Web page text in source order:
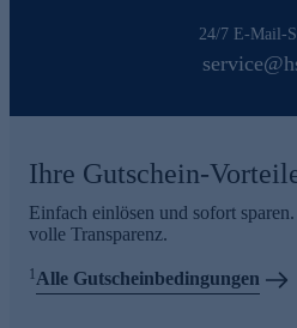
24/7 E-Mail-
Ihre Gutschein-
Einfach einlösen und sofort
volle Transparenz.
1Alle Gutscheinbedingungen